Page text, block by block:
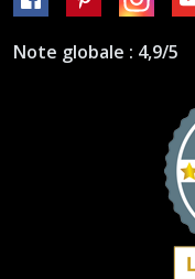
Note globale : 4,9/5